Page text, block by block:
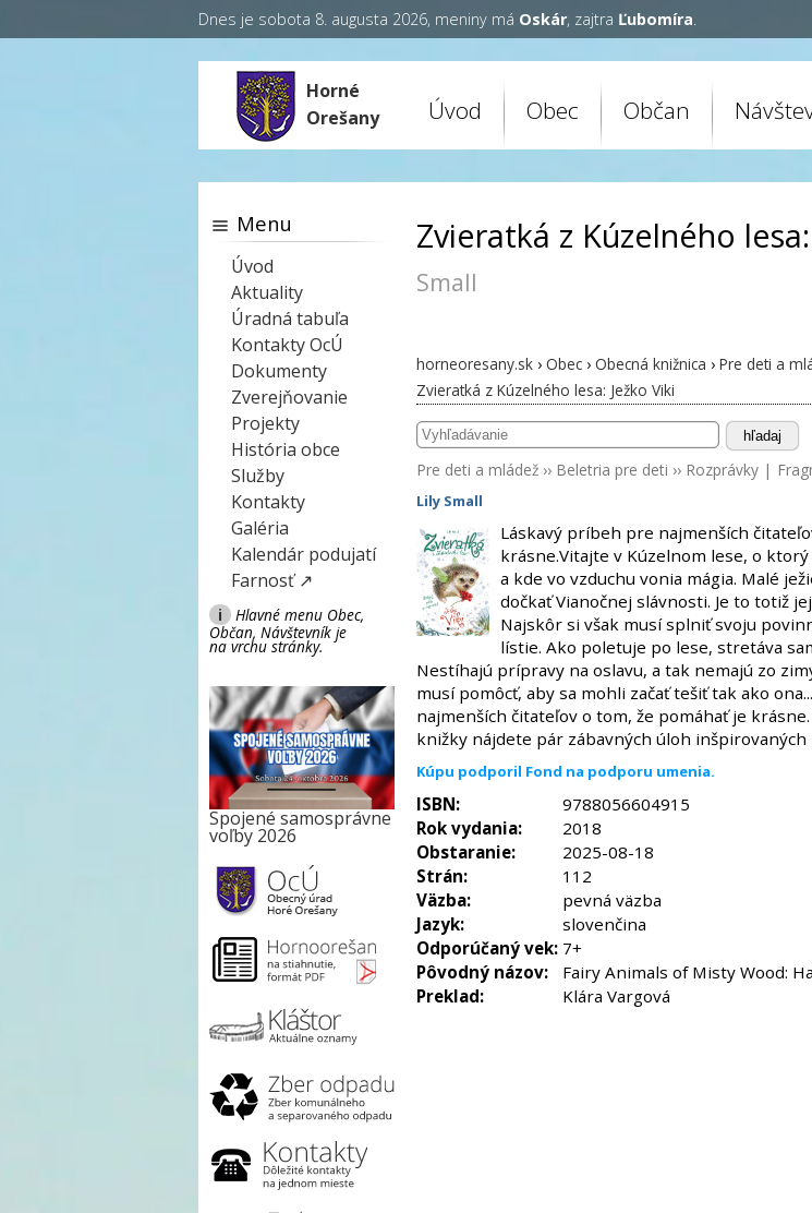
Dnes je sobota 8. augusta 2026, meniny má Oskár, zajtra Ľubomíra.
Horné
Orešany
Úvod Obec Občan
Zvieratká z Kúzelného
Small
horneoresany.sk › Obec › Obecná knižnica › Pre deti a
Zvieratká z Kúzelného lesa: Ježko Viki
hľadaj
Pre deti a mládež ›› Beletria pre deti ›› Rozprávky |
Lily Small
Láskavý príbeh pre najmenších
krásne.Vitajte v Kúzelnom lese, o
a kde vo vzduchu vonia mágia. Malé
dočkať Vianočnej slávnosti. Je to totiž
Najskôr si však musí splniť svoju
lístie. Ako poletuje po lese, stretáva
Nestíhajú prípravy na oslavu, a tak nemajú zo
musí pomôcť, aby sa mohli začať tešiť tak ako
najmenších čitateľov o tom, že pomáhať je
knižky nájdete pár zábavných úloh
Kúpu podporil Fond na podporu umenia.
ISBN:
9788056604915
Rok vydania:
2018
Obstaranie:
2025-08-18
Strán:
112
Väzba:
pevná väzba
Jazyk:
slovenčina
Odporúčaný vek: 7+
Pôvodný názov:
Fairy Animals of Misty Wood:
Preklad:
Klára Vargová
Menu
Úvod
Aktuality
Úradná tabuľa
Kontakty OcÚ
Dokumenty
Zverejňovanie
Projekty
História obce
Služby
Kontakty
Galéria
Kalendár podujatí
Farnosť ↗
i
Hlavné menu Obec,
Občan, Návštevník je
na vrchu stránky.
Spojené samosprávne
voľby 2026